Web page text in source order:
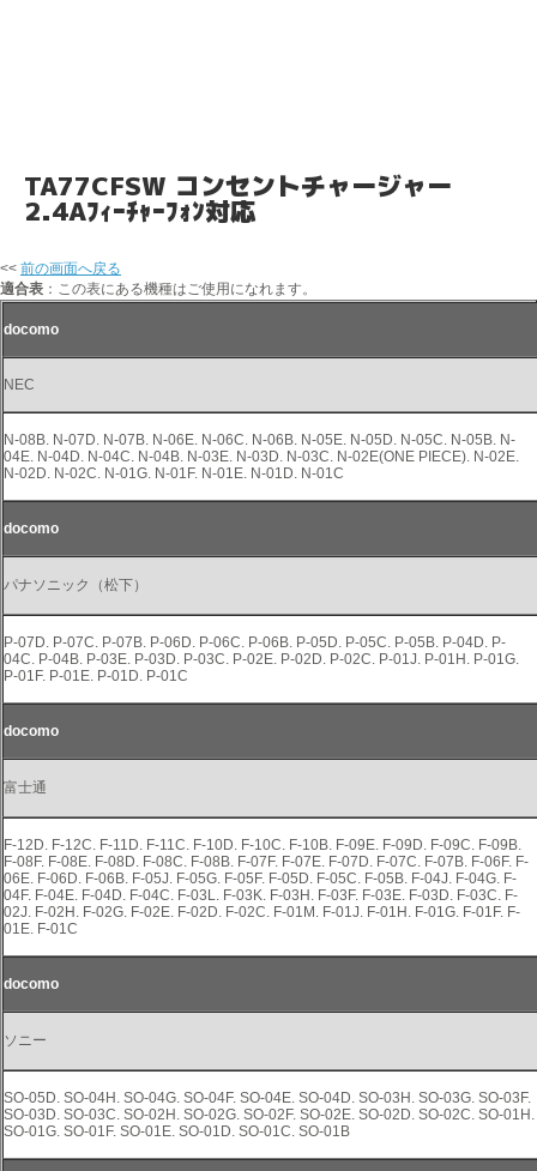
TA77CFSW コンセントチャージャー
2.4Aﾌｨｰﾁｬｰﾌｫﾝ対応
<< 前の画面へ戻る
適合表 ：この表にある機種はご使用になれます。
docomo
NEC
N-08B. N-07D. N-07B. N-06E. N-06C. N-06B. N-05E. N-05D. N-05C. N-05B. N-
04E. N-04D. N-04C. N-04B. N-03E. N-03D. N-03C. N-02E(ONE PIECE). N-02E.
N-02D. N-02C. N-01G. N-01F. N-01E. N-01D. N-01C
docomo
パナソニック（松下）
P-07D. P-07C. P-07B. P-06D. P-06C. P-06B. P-05D. P-05C. P-05B. P-04D. P-
04C. P-04B. P-03E. P-03D. P-03C. P-02E. P-02D. P-02C. P-01J. P-01H. P-01G.
P-01F. P-01E. P-01D. P-01C
docomo
富士通
F-12D. F-12C. F-11D. F-11C. F-10D. F-10C. F-10B. F-09E. F-09D. F-09C. F-09B.
F-08F. F-08E. F-08D. F-08C. F-08B. F-07F. F-07E. F-07D. F-07C. F-07B. F-06F. F-
06E. F-06D. F-06B. F-05J. F-05G. F-05F. F-05D. F-05C. F-05B. F-04J. F-04G. F-
04F. F-04E. F-04D. F-04C. F-03L. F-03K. F-03H. F-03F. F-03E. F-03D. F-03C. F-
02J. F-02H. F-02G. F-02E. F-02D. F-02C. F-01M. F-01J. F-01H. F-01G. F-01F. F-
01E. F-01C
docomo
ソニー
SO-05D. SO-04H. SO-04G. SO-04F. SO-04E. SO-04D. SO-03H. SO-03G. SO-03F.
SO-03D. SO-03C. SO-02H. SO-02G. SO-02F. SO-02E. SO-02D. SO-02C. SO-01H.
SO-01G. SO-01F. SO-01E. SO-01D. SO-01C. SO-01B